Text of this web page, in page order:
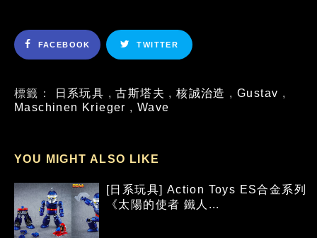
FACEBOOK TWITTER
標籤： 日系玩具 ,古斯塔夫 ,核誠治造 ,Gustav ,
Maschinen Krieger ,Wave
YOU MIGHT ALSO LIKE
[日系玩具] Action Toys ES合金系列
《太陽的使者 鐵人...